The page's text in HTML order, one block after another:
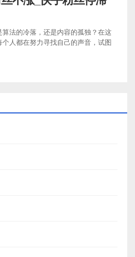
法的冷落，还是内容的孤独？在这
人都在努力寻找自己的声音，试图